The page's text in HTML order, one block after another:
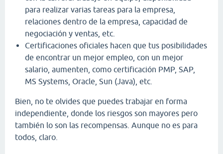
para realizar varias tareas para la empresa,
relaciones dentro de la empresa, capacidad de
negociación y ventas, etc.
Certificaciones oficiales hacen que tus posibilidades
de encontrar un mejor empleo, con un mejor
salario, aumenten, como certificación PMP, SAP,
MS Systems, Oracle, Sun (Java), etc.
Bien, no te olvides que puedes trabajar en forma
independiente, donde los riesgos son mayores pero
también lo son las recompensas. Aunque no es para
todos, claro.